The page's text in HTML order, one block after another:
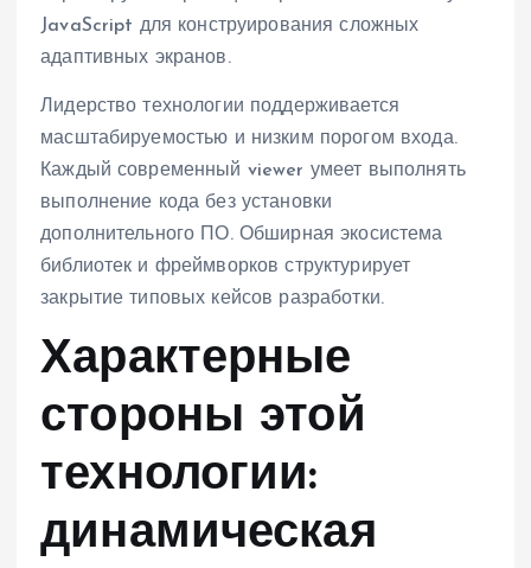
JavaScript для конструирования сложных
адаптивных экранов.
Лидерство технологии поддерживается
масштабируемостью и низким порогом входа.
Каждый современный viewer умеет выполнять
выполнение кода без установки
дополнительного ПО. Обширная экосистема
библиотек и фреймворков структурирует
закрытие типовых кейсов разработки.
Характерные
стороны этой
технологии:
динамическая